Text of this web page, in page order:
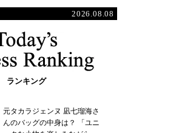
2026.08.08
ランキング
元タカラジェンヌ 凪七瑠海さ
んのバッグの中身は？ 「ユニ